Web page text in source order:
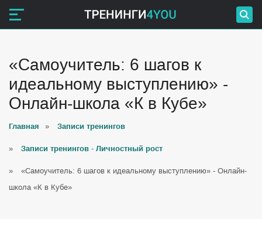
«Самоучитель: 6 шагов к
идеальному выступлению» -
Онлайн-школа «К в Кубе»
Главная » Записи тренингов
» Записи тренингов - Личностный рост
»
«Самоучитель: 6 шагов к идеальному выступлению» - Онлайн-
школа «К в Кубе»